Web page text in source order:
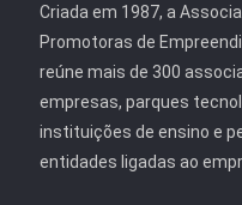
Criada em 1987, a
Promotoras de
reúne mais de 300
empresas, parques
instituições de ensino e
entidades ligadas ao